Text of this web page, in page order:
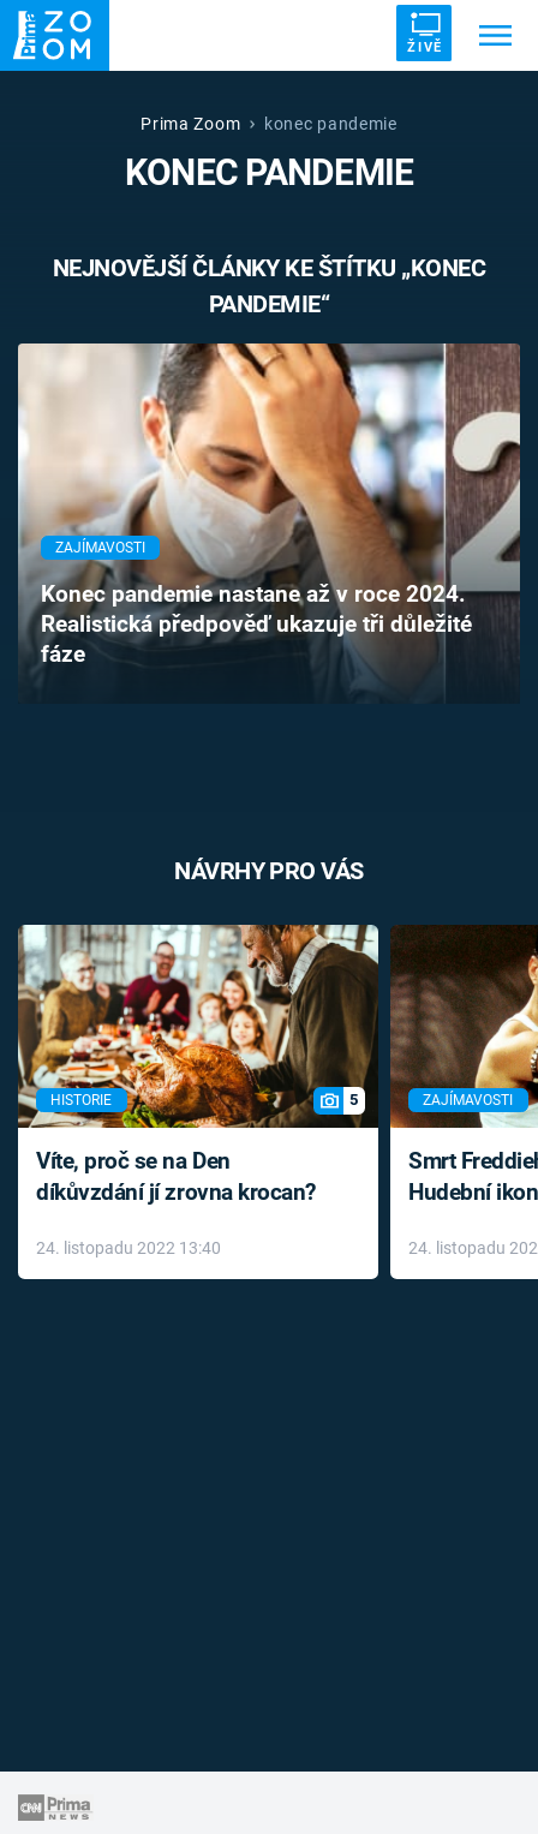
ŽIVĚ
ZRÁDCI UFO DRUHÁ SVĚTOVÁ VÁLKA
VETŘELCI DÁVNOVĚKU
Témata
TV Program
Časopis
Sledujte prima+
Prima Zoom konec pandemie
KONEC PANDEMIE
NEJNOVĚJŠÍ ČLÁNKY KE ŠTÍTKU „KONEC
PANDEMIE“
ZAJÍMAVOSTI
Konec pandemie nastane až v roce 2024.
Realistická předpověď ukazuje tři důležité
fáze
NÁVRHY PRO VÁS
HISTORIE 5
Víte, proč se na Den
díkůvzdání jí zrovna krocan?
24. listopadu 2022 13:40
ZAJÍMAVOSTI
Smrt
Hudební
léky
24. listopadu